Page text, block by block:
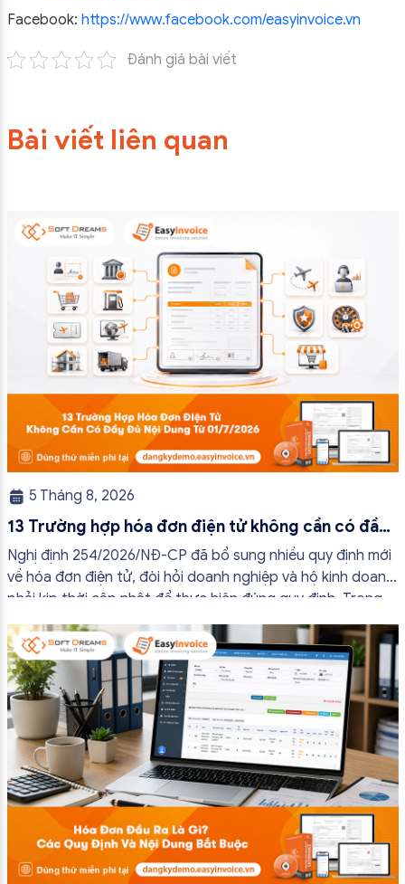
Facebook: https://www.facebook.com/easyinvoice.vn
Đánh giá bài viết
Bài viết liên quan
5 Tháng 8, 2026
13 Trường hợp hóa đơn điện tử không cần có đầy
đủ nội dung từ 01/7/2026
Nghị định 254/2026/NĐ-CP đã bổ sung nhiều quy định mới
về hóa đơn điện tử, đòi hỏi doanh nghiệp và hộ kinh doanh
phải kịp thời cập nhật để thực hiện đúng quy định. Trong
bài viết này, hóa đơn điện tử EasyInvoice sẽ chia sẻ 13
trường hợp hóa đơn điện tử không cần […]